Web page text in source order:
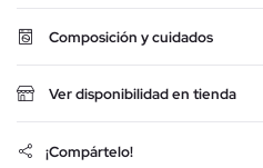
Composición y cuidados
Ver disponibilidad en tienda
¡Compártelo!